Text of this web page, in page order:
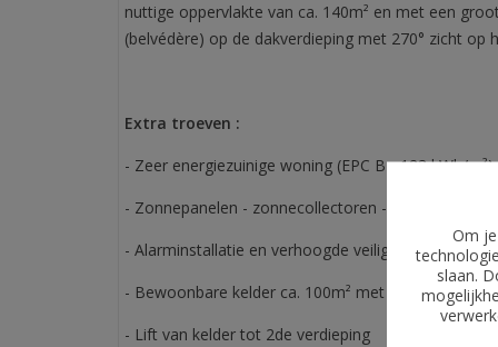
nuttige oppervlakte van ca. 140m² en met een
(belvédère) op de dakverdieping met 270° zicht op
Extra troeven :
- Zeer energiezuinige woning (EPC B - 123 kWh/m²)
- Zonnepanelen - zonnecollectoren - airco's -
- Alarminstallatie en verhoogde
- Bewoonbare kelder ca. 100m² met verschillende
- Lift van kelder tot 2de verdieping
Om
slaan.